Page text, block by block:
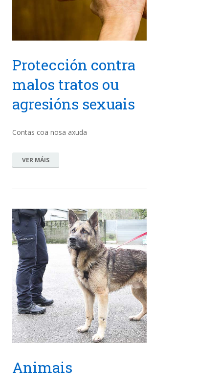
Protección contra
malos tratos ou
agresións sexuais
Contas coa nosa axuda
VER MÁIS
Animais